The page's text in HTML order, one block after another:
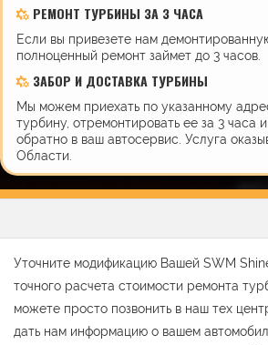
РЕМОНТ ТУРБИНЫ ЗА 3 ЧАСА
Если вы привезете нам
полноценный ремонт займет до 3 часов.
ЗАБОР И ДОСТАВКА ТУРБИНЫ
Мы можем приехать по указанному
турбину, отремонтировать ее за 3 часа
обратно в ваш автосервис. Услуга
Области.
Уточните модификацию Вашей SWM
точного расчета стоимости ремонта
можете просто позвонить в наш тех
дать нам информацию о вашем